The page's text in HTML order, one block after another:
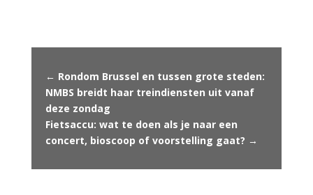
← Rondom Brussel en tussen grote steden:
NMBS breidt haar treindiensten uit vanaf
deze zondag
Fietsaccu: wat te doen als je naar een
concert, bioscoop of voorstelling gaat? →